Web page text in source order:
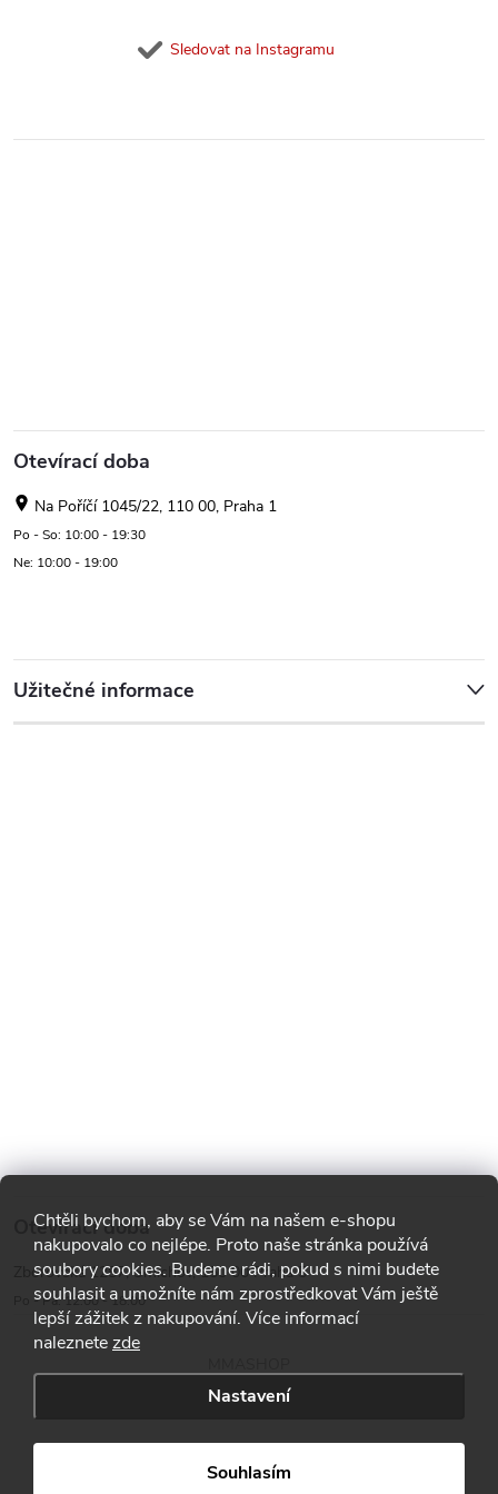
Chtěli bychom, aby se Vám na našem e-shopu
nakupovalo co nejlépe. Proto naše stránka používá
soubory cookies. Budeme rádi, pokud s nimi budete
souhlasit a umožníte nám zprostředkovat Vám ještě
lepší zážitek z nakupování. Více informací
naleznetezde
Nastavení
Souhlasím
Sledovat na Instagramu
Otevírací doba
Na Poříčí 1045/22, 110 00, Praha 1
Po - So: 10:00 - 19:30
Ne: 10:00 - 19:00
Užitečné informace
Otevírací doba
Zborovská 1287, Smíchov, 150 00 Praha 5
Po - Pá: 12:00 - 18:00